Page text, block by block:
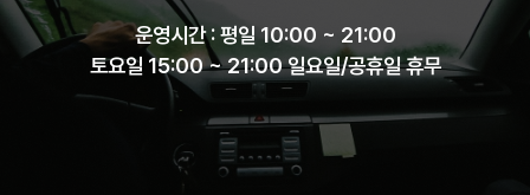
운영시간 : 평일 10:00 ~ 21:00
토요일 15:00 ~ 21:00 일요일/공휴일 휴무